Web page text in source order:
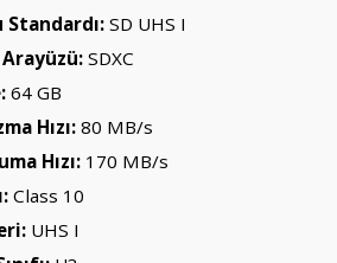
Standardı:SD UHS I
SDXC
64 GB
Hızı: 80 MB/s
Hızı: 170 MB/s
Class 10
UHS I